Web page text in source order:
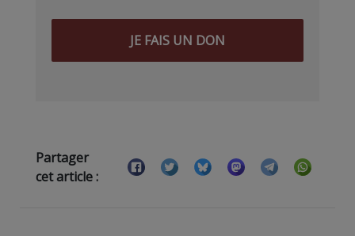
JE FAIS UN DON
Partager
cet article :